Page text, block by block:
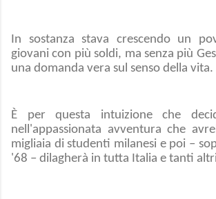
In sostanza stava crescendo un
giovani con più soldi, ma senza più
una domanda vera sul senso della vita.
È per questa intuizione che
nell'appassionata avventura che
migliaia di studenti milanesi e poi –
'68 – dilagherà in tutta Italia e tanti